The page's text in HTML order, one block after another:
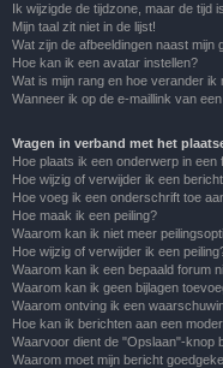
Ik wijzigde de tijdzone, maar de tijd
Mijn taal zit niet in de lijst!
Wat zijn de afbeeldingen naast mijn
Hoe kan ik een avatar instellen?
Wat is mijn rang en hoe verander ik
Wanneer ik op de e-maillink van
Vragen in verband met het
Hoe plaats ik een onderwerp in
Hoe wijzig of verwijder ik een
Hoe voeg ik een onderschrift toe
Hoe maak ik een peiling?
Waarom kan ik niet meer
Hoe wijzig of verwijder ik een
Waarom kan ik een bepaald forum
Waarom kan ik geen bijlagen
Waarom ontving ik een
Hoe kan ik berichten aan een
Waarvoor dient de "Opslaan"-knop
Waarom moet mijn bericht